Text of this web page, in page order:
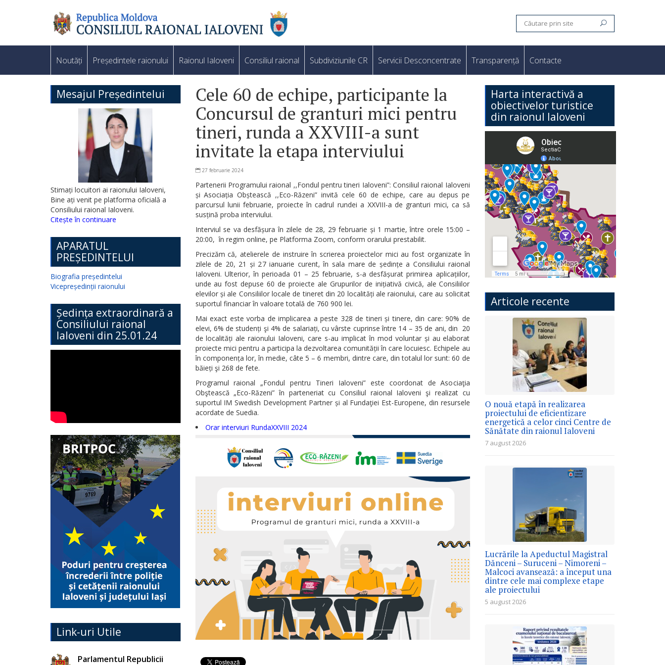
Noutăți Președintele raionului Raionul Ialoveni Consiliul raional Subdiviziunile CR Servicii Desconcentrate Transparență Contacte
Mesajul Președintelui
Stimați locuitori ai raionului Ialoveni,
Bine ați venit pe platforma oficială a
Consiliului raional Ialoveni.
Citește în continuare
APARATUL
PREȘEDINTELUI
Biografia președintelui
Vicepreședinții raionului
Ședința extraordinară a
Consiliului raional
Ialoveni din 25.01.24
Link-uri Utile
Parlamentul Republicii
Cele 60 de echipe, participante la
Concursul de granturi mici pentru
tineri, runda a XXVIII-a sunt
invitate la etapa interviului
27 februarie 2024
Partenerii Programului raional ,,Fondul pentru tineri Ialoveni”: Consiliul raional Ialoveni
și Asociația Obștească ,,Eco-Răzeni” invită cele 60 de echipe, care au depus pe
parcursul lunii februarie, proiecte în cadrul rundei a XXVIII-a de granturi mici, ca să
susțină proba interviului.
Interviul se va desfășura în zilele de 28, 29 februarie și 1 martie, între orele 15:00 –
20:00, în regim online, pe Platforma Zoom, conform orarului prestabilit.
Precizăm că, atelierele de instruire în scrierea proiectelor mici au fost organizate în
zilele de 20, 21 și 27 ianuarie curent, în sala mare de ședințe a Consiliului raional
Ialoveni. Ulterior, în perioada 01 – 25 februarie, s-a desfășurat primirea aplicațiilor,
unde au fost depuse 60 de proiecte ale Grupurilor de inițiativă civică, ale Consiliilor
elevilor și ale Consiliilor locale de tineret din 20 localități ale raionului, care au solicitat
suportul financiar în valoare totală de 760 900 lei.
Mai exact este vorba de implicarea a peste 328 de tineri și tinere, din care: 90% de
elevi, 6% de studenți şi 4% de salariați, cu vârste cuprinse între 14 – 35 de ani, din 20
de localități ale raionului Ialoveni, care s-au implicat în mod voluntar și au elaborat
proiecte mici pentru a participa la dezvoltarea comunității în care locuiesc. Echipele au
în componența lor, în medie, câte 5 – 6 membri, dintre care, din totalul lor sunt: 60 de
băieți şi 268 de fete.
Programul raional „Fondul pentru Tineri Ialoveni” este coordonat de Asociaţia
Obştească „Eco-Răzeni” în parteneriat cu Consiliul raional Ialoveni şi realizat cu
suportul IM Swedish Development Partner și al Fundaţiei Est-Europene, din resursele
acordate de Suedia.
Orar interviuri RundaXXVIII 2024
Harta interactivă a
obiectivelor turistice
din raionul Ialoveni
Articole recente
O nouă etapă în realizarea
proiectului de eficientizare
energetică a celor cinci Centre de
Sănătate din raionul Ialoveni
7 august 2026
Lucrările la Apeductul Magistral
Dănceni – Suruceni – Nimoreni –
Malcoci avansează: a început una
dintre cele mai complexe etape
ale proiectului
5 august 2026